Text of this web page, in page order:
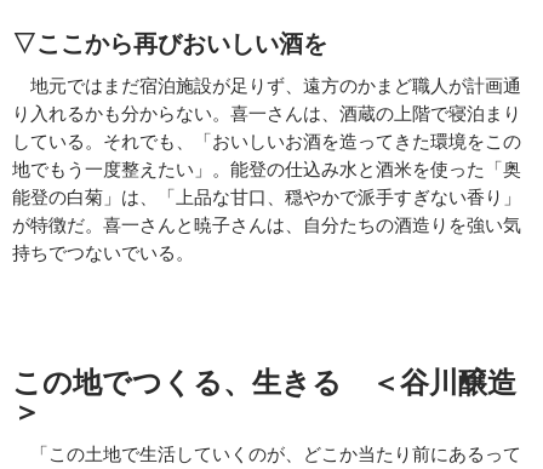
▽ここから再びおいしい酒を
地元ではまだ宿泊施設が足りず、遠方のかまど職人が計画通
り入れるかも分からない。喜一さんは、酒蔵の上階で寝泊まり
している。それでも、「おいしいお酒を造ってきた環境をこの
地でもう一度整えたい」。能登の仕込み水と酒米を使った「奥
能登の白菊」は、「上品な甘口、穏やかで派手すぎない香り」
が特徴だ。喜一さんと暁子さんは、自分たちの酒造りを強い気
持ちでつないでいる。
この地でつくる、生きる ＜谷川醸造
＞
「この土地で生活していくのが、どこか当たり前にあるって